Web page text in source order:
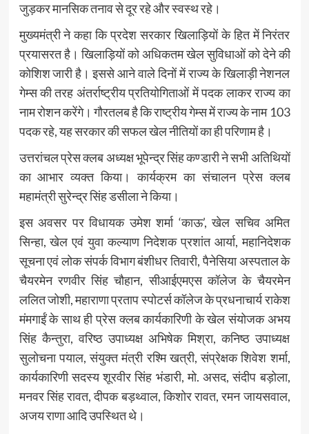
जुड़कर मानसिक तनाव से दूर रहे और स्वस्थ रहे।
मुख्यमंत्री ने कहा कि प्रदेश सरकार खिलाड़ियों के हित में निरंतर
प्रयासरत है। खिलाड़ियों को अधिकतम खेल सुविधाओं को देने की
कोशिश जारी है। इससे आने वाले दिनों में राज्य के खिलाड़ी नेशनल
गेम्स की तरह अंतर्राष्ट्रीय प्रतियोगिताओं में पदक लाकर राज्य का
नाम रोशन करेंगे। गौरतलब है कि राष्ट्रीय गेम्स में राज्य के नाम 103
पदक रहे, यह सरकार की सफल खेल नीतियों का ही परिणाम है।
उत्तरांचल प्रेस क्लब अध्यक्ष भूपेन्द्र सिंह कण्डारी ने सभी अतिथियों
का आभार व्यक्त किया। कार्यक्रम का संचालन प्रेस क्लब
महामंत्री सुरेन्द्र सिंह डसीला ने किया।
इस अवसर पर विधायक उमेश शर्मा ‘काऊ’, खेल सचिव अमित
सिन्हा, खेल एवं युवा कल्याण निदेशक प्रशांत आर्या, महानिदेशक
सूचना एवं लोक संपर्क विभाग बंशीधर तिवारी, पैनेसिया अस्पताल के
चैयरमेन रणवीर सिंह चौहान, सीआईएमएस कॉलेज के चैयरमेन
ललित जोशी, महाराणा प्रताप स्पोटर्स कॉलेज के प्रधनाचार्य राकेश
मंमगाईं के साथ ही प्रेस क्लब कार्यकारिणी के खेल संयोजक अभय
सिंह कैन्तुरा, वरिष्ठ उपाध्यक्ष अभिषेक मिश्रा, कनिष्ठ उपाध्यक्ष
सुलोचना पयाल, संयुक्त मंत्री रश्मि खत्री, संप्रेक्षक शिवेश शर्मा,
कार्यकारिणी सदस्य शूरवीर सिंह भंडारी, मो. असद, संदीप बड़ोला,
मनवर सिंह रावत, दीपक बड़थ्वाल, किशोर रावत, रमन जायसवाल,
अजय राणा आदि उपस्थित थे।